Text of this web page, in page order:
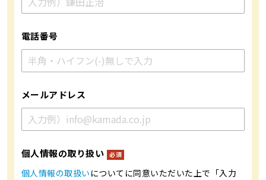
電話番号
メールアドレス
個人情報の取り扱い 必須
個人情報の取扱い についてに同意いただいた上で「入力